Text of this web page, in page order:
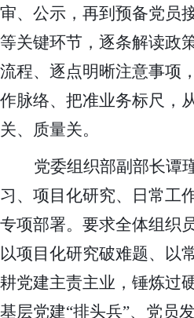
审、公示，再到预备党员
等关键环节，逐条解读政
流程、逐点明晰注意事项
作脉络、把准业务标尺，
关、质量关。
党委组织部副部长谭
习、项目化研究、日常工
专项部署。要求全体组织
以项目化研究破难题、以
耕党建主责主业，锤炼过
基层党建“排头兵”、党员